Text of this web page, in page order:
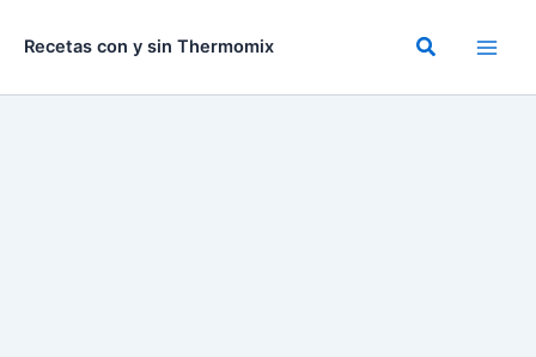
Recetas con y sin Thermomix Buscar